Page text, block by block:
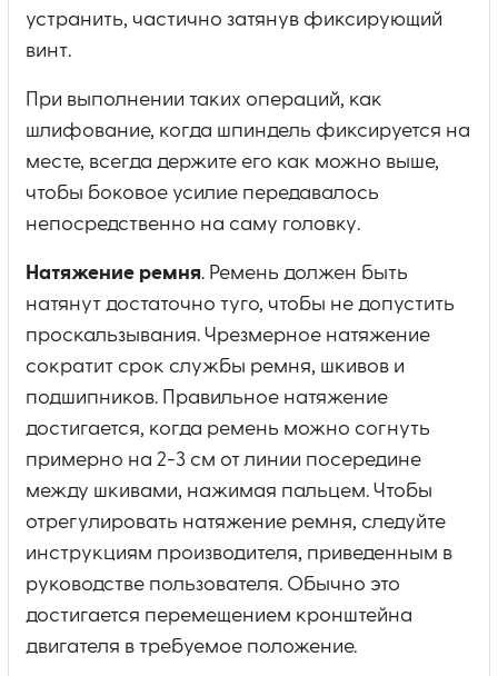
устранить, частично затянув фиксирующий
винт.
При выполнении таких операций, как
шлифование, когда шпиндель фиксируется на
месте, всегда держите его как можно выше,
чтобы боковое усилие передавалось
непосредственно на саму головку.
Натяжение ремня. Ремень должен быть
натянут достаточно туго, чтобы не допустить
проскальзывания. Чрезмерное натяжение
сократит срок службы ремня, шкивов и
подшипников. Правильное натяжение
достигается, когда ремень можно согнуть
примерно на 2-3 см от линии посередине
между шкивами, нажимая пальцем. Чтобы
отрегулировать натяжение ремня, следуйте
инструкциям производителя, приведенным в
руководстве пользователя. Обычно это
достигается перемещением кронштейна
двигателя в требуемое положение.